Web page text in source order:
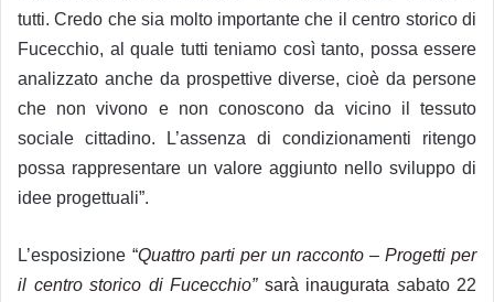
tutti. Credo che sia molto importante che il centro storico di
Fucecchio, al quale tutti teniamo così tanto, possa essere
analizzato anche da prospettive diverse, cioè da persone
che non vivono e non conoscono da vicino il tessuto
sociale cittadino. L’assenza di condizionamenti ritengo
possa rappresentare un valore aggiunto nello sviluppo di
idee progettuali”.
L’esposizione “Quattro parti per un racconto – Progetti per
il centro storico di Fucecchio” sarà inaugurata sabato 22